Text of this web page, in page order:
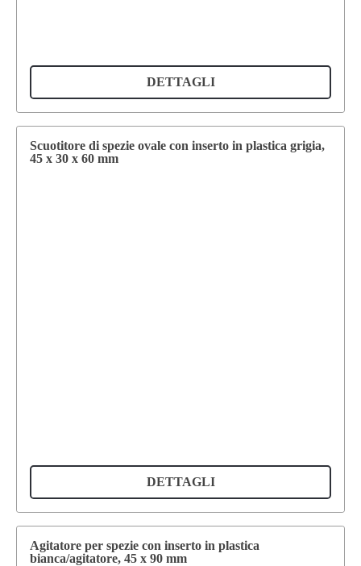
DETTAGLI
Scuotitore di spezie ovale con inserto in plastica grigia,
45 x 30 x 60 mm
DETTAGLI
Agitatore per spezie con inserto in plastica
bianca/agitatore, 45 x 90 mm